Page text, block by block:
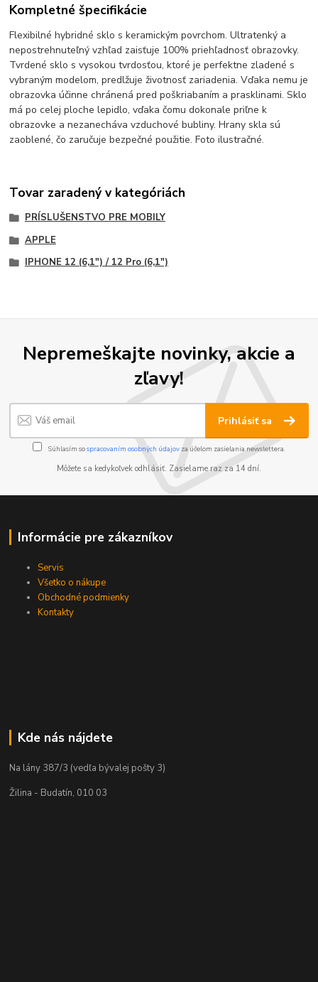
Kompletné špecifikácie
Flexibilné hybridné sklo s keramickým povrchom. Ultratenký a
nepostrehnuteľný vzhľad zaisťuje 100% priehľadnosť obrazovky.
Tvrdené sklo s vysokou tvrdosťou, ktoré je perfektne zladené s
vybraným modelom, predlžuje životnosť zariadenia. Vďaka nemu je
obrazovka účinne chránená pred poškriabaním a prasklinami. Sklo
má po celej ploche lepidlo, vďaka čomu dokonale priľne k
obrazovke a nezanecháva vzduchové bubliny. Hrany skla sú
zaoblené, čo zaručuje bezpečné použitie. Foto ilustračné.
Tovar zaradený v kategóriách
PRÍSLUŠENSTVO PRE MOBILY
APPLE
IPHONE 12 (6,1") / 12 Pro (6,1")
Nepremeškajte novinky, akcie a
zľavy!
Prihlásiť sa
Súhlasím sospracovaním osobných údajov za účelom zasielania newslettera.
Môžete sa kedykoľvek odhlásiť. Zasielame raz za 14 dní.
Informácie pre zákazníkov
Servis
Všetko o nákupe
Obchodné podmienky
Kontakty
Kde nás nájdete
Na lány 387/3 (vedľa bývalej pošty 3)
Žilina - Budatín, 010 03